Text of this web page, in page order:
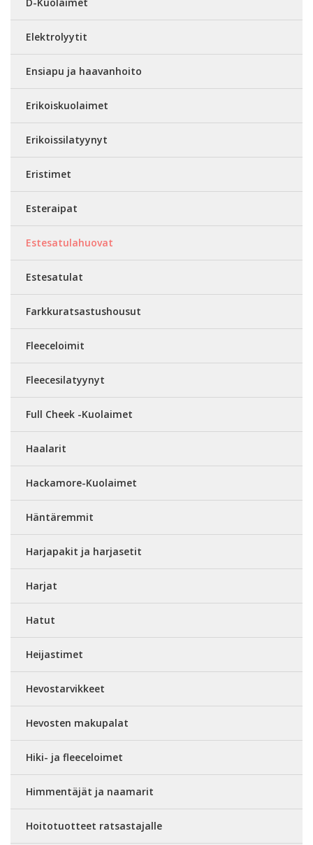
Elektrolyytit
Ensiapu ja haavanhoito
Erikoiskuolaimet
Erikoissilatyynyt
Eristimet
Esteraipat
Estesatulahuovat
Estesatulat
Farkkuratsastushousut
Fleeceloimit
Fleecesilatyynyt
Full Cheek -Kuolaimet
Haalarit
Hackamore-Kuolaimet
Häntäremmit
Harjapakit ja harjasetit
Harjat
Hatut
Heijastimet
Hevostarvikkeet
Hevosten makupalat
Hiki- ja fleeceloimet
Himmentäjät ja naamarit
Hoitotuotteet ratsastajalle